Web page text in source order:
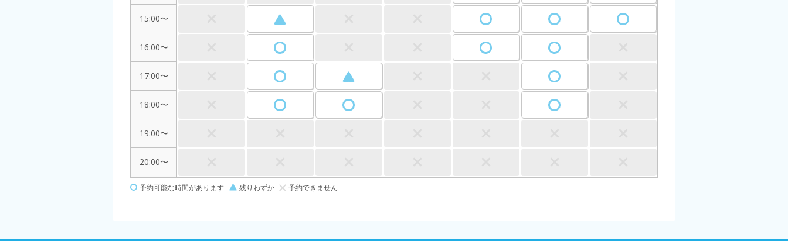
15:00〜
16:00〜
17:00〜
18:00〜
19:00〜
20:00〜
予約可能な時間があります 残りわずか 予約できません